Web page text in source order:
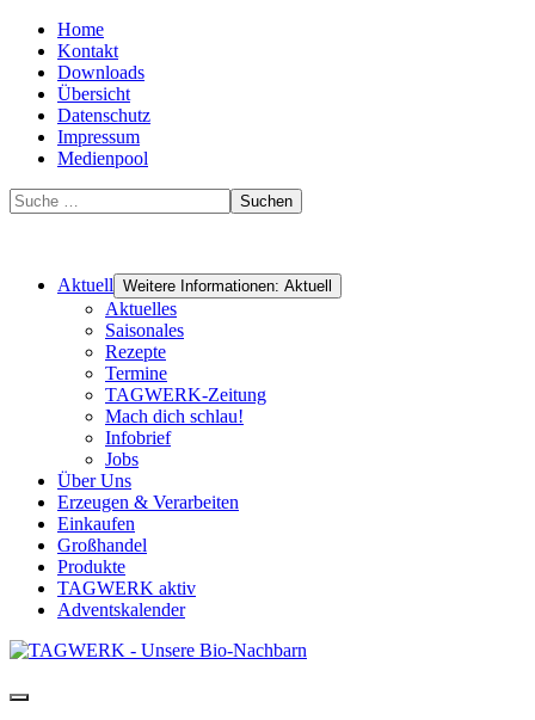
Home
Kontakt
Downloads
Übersicht
Datenschutz
Impressum
Medienpool
Suchen
Aktuell Weitere Informationen: Aktuell
Aktuelles
Saisonales
Rezepte
Termine
TAGWERK-Zeitung
Mach dich schlau!
Infobrief
Jobs
Über Uns
Erzeugen & Verarbeiten
Einkaufen
Großhandel
Produkte
TAGWERK aktiv
Adventskalender